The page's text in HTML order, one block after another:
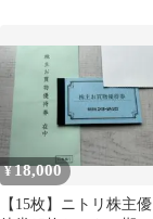
¥18,000
【15枚】ニトリ株主優